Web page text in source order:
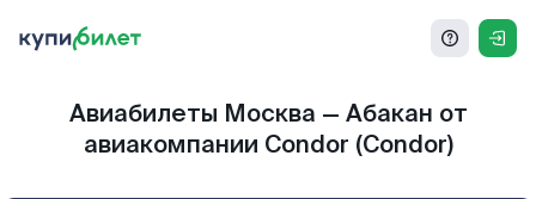
Авиабилеты Москва — Абакан от
авиакомпании Condor (Condor)